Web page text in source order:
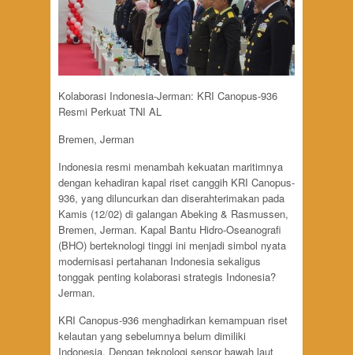
Kolaborasi Indonesia-Jerman: KRI Canopus-936
Resmi Perkuat TNI AL
Bremen, Jerman
Indonesia resmi menambah kekuatan maritimnya
dengan kehadiran kapal riset canggih KRI Canopus-
936, yang diluncurkan dan diserahterimakan pada
Kamis (12/02) di galangan Abeking & Rasmussen,
Bremen, Jerman. Kapal Bantu Hidro-Oseanografi
(BHO) berteknologi tinggi ini menjadi simbol nyata
modernisasi pertahanan Indonesia sekaligus
tonggak penting kolaborasi strategis Indonesia?
Jerman.
KRI Canopus-936 menghadirkan kemampuan riset
kelautan yang sebelumnya belum dimiliki
Indonesia. Dengan teknologi sensor bawah laut